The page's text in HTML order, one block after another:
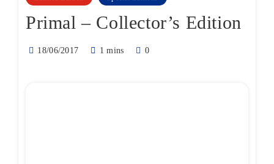
Primal – Collector’s Edition
18/06/2017 1 mins 0